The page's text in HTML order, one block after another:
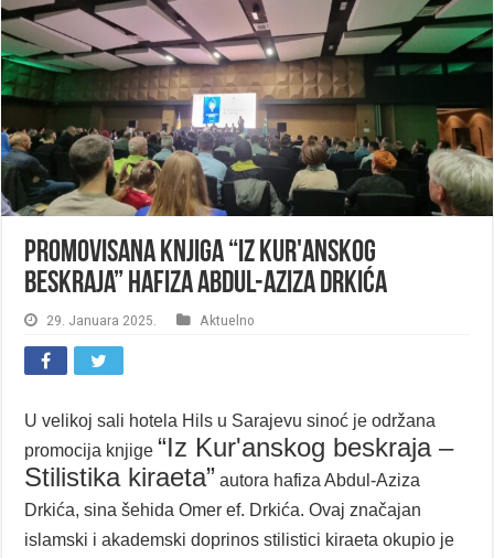
Promovisana knjiga “Iz Kur'anskog
beskraja” hafiza Abdul-Aziza Drkića
29. Januara 2025. Aktuelno
U velikoj sali hotela Hils u Sarajevu sinoć je održana
promocija knjige“Iz Kur'anskog beskraja –
Stilistika kiraeta” autora hafiza Abdul-Aziza
Drkića, sina šehida Omer ef. Drkića. Ovaj značajan
islamski i akademski doprinos stilistici kiraeta okupio je